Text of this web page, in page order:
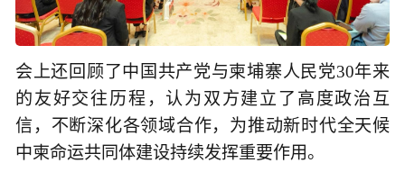
会上还回顾了中国共产党与柬埔寨人民党30年来
的友好交往历程，认为双方建立了高度政治互
信，不断深化各领域合作，为推动新时代全天候
中柬命运共同体建设持续发挥重要作用。